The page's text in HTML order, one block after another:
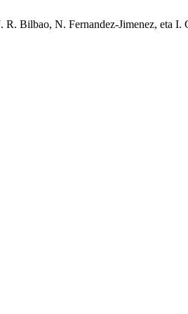
R. Bilbao, N. Fernandez-Jimenez, eta